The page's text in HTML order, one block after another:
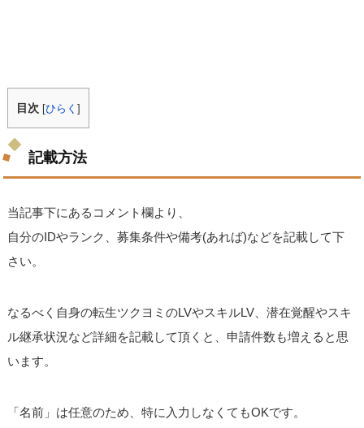
目次 [ひらく]
記載方法
当記事下にあるコメント欄より、
自分のIDやランク、募集条件や備考(あれば)などを記載して下
さい。
なるべく自身の転生ツクヨミのLVやスキルLV、潜在覚醒やスキ
ル継承状況など詳細を記載して頂くと、申請件数も増えると思
います。
「名前」は任意のため、特に入力しなくてもOKです。